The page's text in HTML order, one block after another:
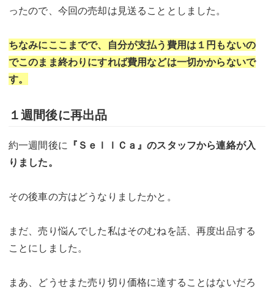
ったので、今回の売却は見送ることとしました。
ちなみにここまでで、自分が支払う費用は１円もないの
でこのまま終わりにすれば費用などは一切かからないで
す。
１週間後に再出品
約一週間後に 『ＳｅｌｌＣａ』のスタッフから連絡が入
りました。
その後車の方はどうなりましたかと。
まだ、売り悩んでした私はそのむねを話、再度出品する
ことにしました。
まあ、どうせまた売り切り価格に達することはないだろ